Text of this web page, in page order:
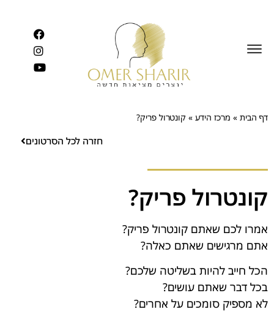
דף הבית » מרכז הידע » קונטרול פריק?
חזרה לכל הסרטונים
קונטרול פריק?
אמרו לכם שאתם קונטרול פריק?
אתם מרגישים שאתם כאלה?
הכל חייב להיות בשליטה שלכם?
בכל דבר שאתם עושים?
לא מספיק סומכים על אחרים?